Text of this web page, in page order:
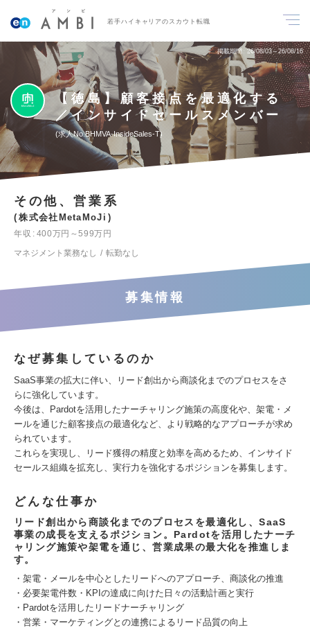
若手ハイキャリアのスカウト転職
掲載期間 26/08/03～26/08/16
【徳島】顧客接点を最適化する
／インサイドセールスメンバー
求人No.BHMVA-InsideSales-T
その他、営業系
株式会社MetaMoJi
年収
400万円～599万円
マネジメント業務なし
転勤なし
募集情報
なぜ募集しているのか
SaaS事業の拡大に伴い、リード創出から商談化までのプロセスをさ
らに強化しています。
今後は、Pardotを活用したナーチャリング施策の高度化や、架電・メ
ールを通じた顧客接点の最適化など、より戦略的なアプローチが求め
られています。
これらを実現し、リード獲得の精度と効率を高めるため、インサイド
セールス組織を拡充し、実行力を強化するポジションを募集します。
どんな仕事か
リード創出から商談化までのプロセスを最適化し、SaaS
事業の成長を支えるポジション。Pardotを活用したナーチ
ャリング施策や架電を通じ、営業成果の最大化を推進しま
す。
・架電・メールを中心としたリードへのアプローチ、商談化の推進
・必要架電件数・KPIの達成に向けた日々の活動計画と実行
・Pardotを活用したリードナーチャリング
・営業・マーケティングとの連携によるリード品質の向上